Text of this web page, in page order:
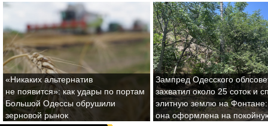
«Никаких альтернатив
не появится»: как удары по портам
Большой Одессы обрушили
зерновой рынок
Зампред Одесского
захватил около 25 соток и
элитную землю на Фонтане:
она оформлена на